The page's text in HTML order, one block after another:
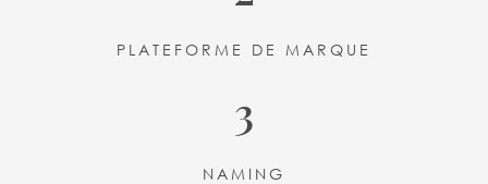
PLATEFORME DE MARQUE
3
NAMING